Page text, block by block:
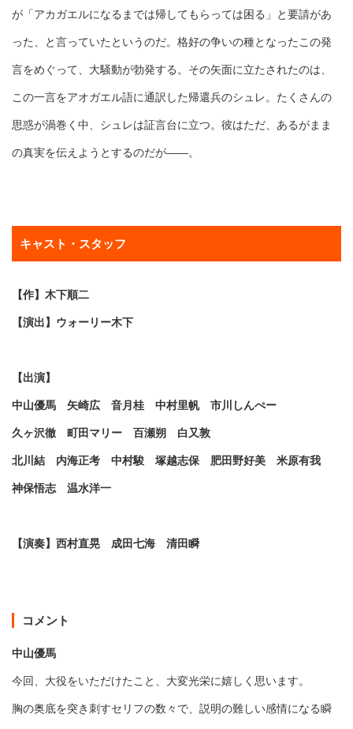
が「アカガエルになるまでは帰してもらっては困る」と要請があ
った、と言っていたというのだ。格好の争いの種となったこの発
言をめぐって、大騒動が勃発する。その矢面に立たされたのは、
この一言をアオガエル語に通訳した帰還兵のシュレ。たくさんの
思惑が渦巻く中、シュレは証言台に立つ。彼はただ、あるがまま
の真実を伝えようとするのだが――。
キャスト・スタッフ
【作】木下順二
【演出】ウォーリー木下
【出演】
中山優馬 矢崎広 音月桂 中村里帆 市川しんぺー
久ヶ沢徹 町田マリー 百瀬朔 白又敦
北川結 内海正考 中村駿 塚越志保 肥田野好美 米原有我
神保悟志 温水洋一
【演奏】西村直晃 成田七海 清田瞬
コメント
中山優馬
今回、大役をいただけたこと、大変光栄に嬉しく思います。
胸の奥底を突き刺すセリフの数々で、説明の難しい感情になる瞬